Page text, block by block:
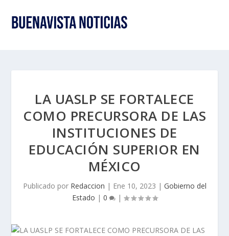
LA UASLP SE FORTALECE
COMO PRECURSORA DE LAS
INSTITUCIONES DE
EDUCACIÓN SUPERIOR EN
MÉXICO
Publicado por Redaccion | Ene 10, 2023 | Gobierno del
Estado | 0 |